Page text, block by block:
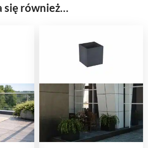
się również…